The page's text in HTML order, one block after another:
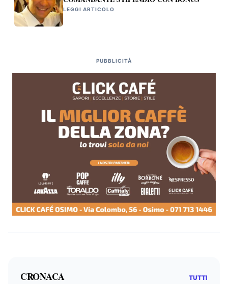
LEGGI ARTICOLO
PUBBLICITÀ
CRONACA TUTTI